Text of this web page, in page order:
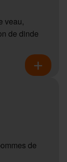
veau,
de dinde
de